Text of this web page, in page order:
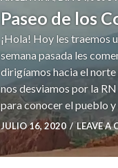
Paseo de los
¡Hola! Hoy les traemos
semana pasada les
dirigíamos hacia el
nos desviamos por la
para conocer el pueblo
JULIO 16, 2020 LEAVE A